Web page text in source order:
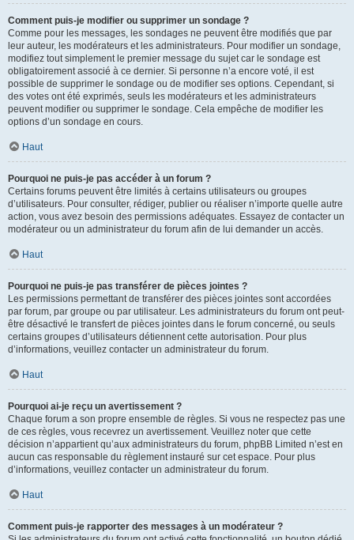
Comment puis-je modifier ou supprimer un sondage ?
Comme pour les messages, les sondages ne peuvent être modifiés que par
leur auteur, les modérateurs et les administrateurs. Pour modifier un sondage,
modifiez tout simplement le premier message du sujet car le sondage est
obligatoirement associé à ce dernier. Si personne n’a encore voté, il est
possible de supprimer le sondage ou de modifier ses options. Cependant, si
des votes ont été exprimés, seuls les modérateurs et les administrateurs
peuvent modifier ou supprimer le sondage. Cela empêche de modifier les
options d’un sondage en cours.
Haut
Pourquoi ne puis-je pas accéder à un forum ?
Certains forums peuvent être limités à certains utilisateurs ou groupes
d’utilisateurs. Pour consulter, rédiger, publier ou réaliser n’importe quelle autre
action, vous avez besoin des permissions adéquates. Essayez de contacter un
modérateur ou un administrateur du forum afin de lui demander un accès.
Haut
Pourquoi ne puis-je pas transférer de pièces jointes ?
Les permissions permettant de transférer des pièces jointes sont accordées
par forum, par groupe ou par utilisateur. Les administrateurs du forum ont peut-
être désactivé le transfert de pièces jointes dans le forum concerné, ou seuls
certains groupes d’utilisateurs détiennent cette autorisation. Pour plus
d’informations, veuillez contacter un administrateur du forum.
Haut
Pourquoi ai-je reçu un avertissement ?
Chaque forum a son propre ensemble de règles. Si vous ne respectez pas une
de ces règles, vous recevrez un avertissement. Veuillez noter que cette
décision n’appartient qu’aux administrateurs du forum, phpBB Limited n’est en
aucun cas responsable du règlement instauré sur cet espace. Pour plus
d’informations, veuillez contacter un administrateur du forum.
Haut
Comment puis-je rapporter des messages à un modérateur ?